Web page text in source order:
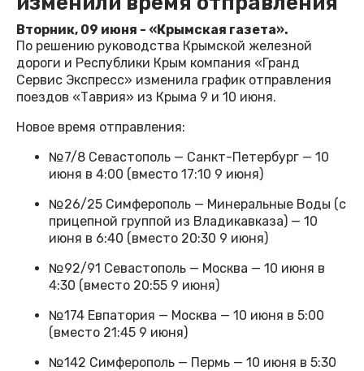
Вторник, 09 июня - «Крымская газета».
По решению руководства Крымской железной
дороги и Республики Крым компания «Гранд
Сервис Экспресс» изменила график отправления
поездов «Таврия» из Крыма 9 и 10 июня.
Новое время отправления:
№7/8 Севастополь — Санкт-Петербург — 10
июня в 4:00 (вместо 17:10 9 июня)
№26/25 Симферополь — Минеральные Воды (с
прицепной группой из Владикавказа) — 10
июня в 6:40 (вместо 20:30 9 июня)
№92/91 Севастополь — Москва — 10 июня в
4:30 (вместо 20:55 9 июня)
№174 Евпатория — Москва — 10 июня в 5:00
(вместо 21:45 9 июня)
№142 Симферополь — Пермь — 10 июня в 5:30